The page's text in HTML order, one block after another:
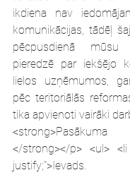
ikdiena nav
komunikācijas, tādēļ
pēcpusdienā mūsu
pieredzē par iekšējo
lielos uzņēmumos,
pēc teritoriālās
tika apvienoti vairāki
</strong></p> <ul> <li
justify;">Ievads.